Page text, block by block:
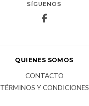
SÍGUENOS
QUIENES SOMOS
CONTACTO
TÉRMINOS Y CONDICIONES